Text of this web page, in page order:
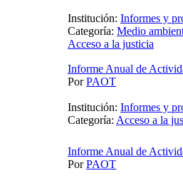
Institución: Informes y
Categoría: Medio
Acceso a la justicia
Informe Anual de
PorPAOT
Institución: Informes y
Categoría: Acceso a la
Informe Anual de
PorPAOT